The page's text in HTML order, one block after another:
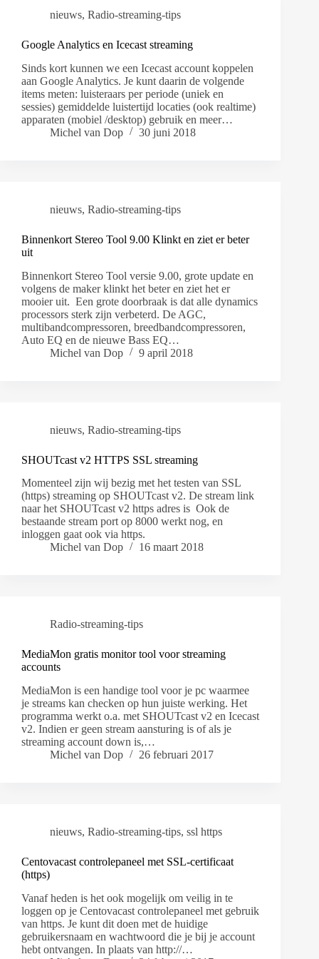
nieuws, Radio-streaming-tips
Google Analytics en Icecast streaming
Sinds kort kunnen we een Icecast account koppelen
aan Google Analytics. Je kunt daarin de volgende
items meten: luisteraars per periode (uniek en
sessies) gemiddelde luistertijd locaties (ook realtime)
apparaten (mobiel /desktop) gebruik en meer…
Michel van Dop
30 juni 2018
nieuws, Radio-streaming-tips
Binnenkort Stereo Tool 9.00 Klinkt en ziet er beter
uit
Binnenkort Stereo Tool versie 9.00, grote update en
volgens de maker klinkt het beter en ziet het er
mooier uit. Een grote doorbraak is dat alle dynamics
processors sterk zijn verbeterd. De AGC,
multibandcompressoren, breedbandcompressoren,
Auto EQ en de nieuwe Bass EQ…
Michel van Dop
9 april 2018
nieuws, Radio-streaming-tips
SHOUTcast v2 HTTPS SSL streaming
Momenteel zijn wij bezig met het testen van SSL
(https) streaming op SHOUTcast v2. De stream link
naar het SHOUTcast v2 https adres is Ook de
bestaande stream port op 8000 werkt nog, en
inloggen gaat ook via https.
Michel van Dop
16 maart 2018
Radio-streaming-tips
MediaMon gratis monitor tool voor streaming
accounts
MediaMon is een handige tool voor je pc waarmee
je streams kan checken op hun juiste werking. Het
programma werkt o.a. met SHOUTcast v2 en Icecast
v2. Indien er geen stream aansturing is of als je
streaming account down is,…
Michel van Dop
26 februari 2017
nieuws, Radio-streaming-tips, ssl https
Centovacast controlepaneel met SSL-certificaat
(https)
Vanaf heden is het ook mogelijk om veilig in te
loggen op je Centovacast controlepaneel met gebruik
van https. Je kunt dit doen met de huidige
gebruikersnaam en wachtwoord die je bij je account
hebt ontvangen. In plaats van http://…